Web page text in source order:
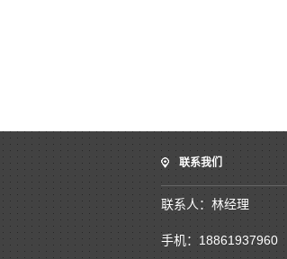
联系我们
联系人：林经理
手机：18861937960